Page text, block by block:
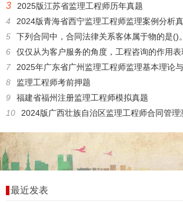
3
2025版江苏省监理工程师历年真题
4
2024版青海省西宁监理工程师监理案例分析
5
下列合同中，合同法律关系客体属于物的是()。
6
仅仅从为客户服务的角度，工程咨询的作用表
7
2025年广东省广州监理工程师监理基本理论与相
8
监理工程师考前押题
9
福建省福州注册监理工程师模拟真题
10
2024版广西壮族自治区监理工程师合同管理
最近发表